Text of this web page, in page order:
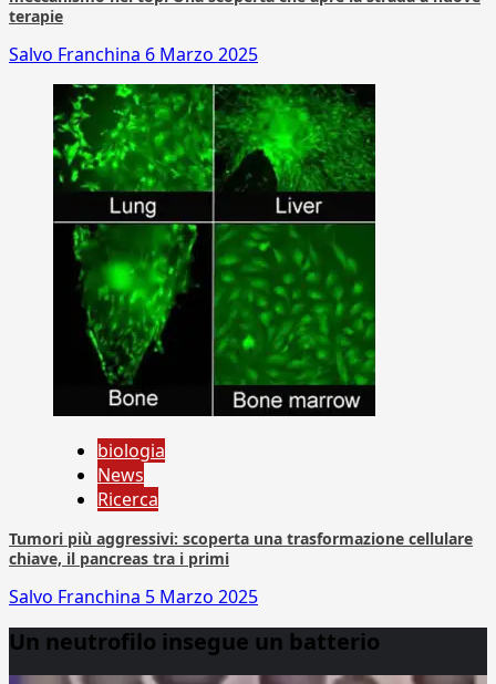
terapie
Salvo Franchina 6 Marzo 2025
biologia
News
Ricerca
Tumori più aggressivi: scoperta una trasformazione cellulare
chiave, il pancreas tra i primi
Salvo Franchina 5 Marzo 2025
Un neutrofilo insegue un batterio